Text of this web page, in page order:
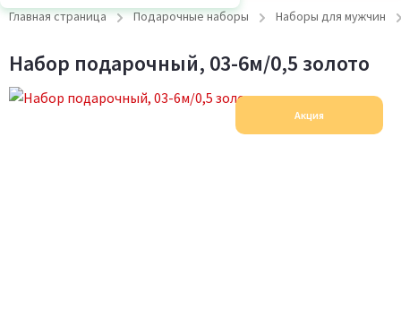
Главная страница Подарочные наборы Наборы для мужчин
Набор подарочный, 03-6м/0,5 золото
Акция